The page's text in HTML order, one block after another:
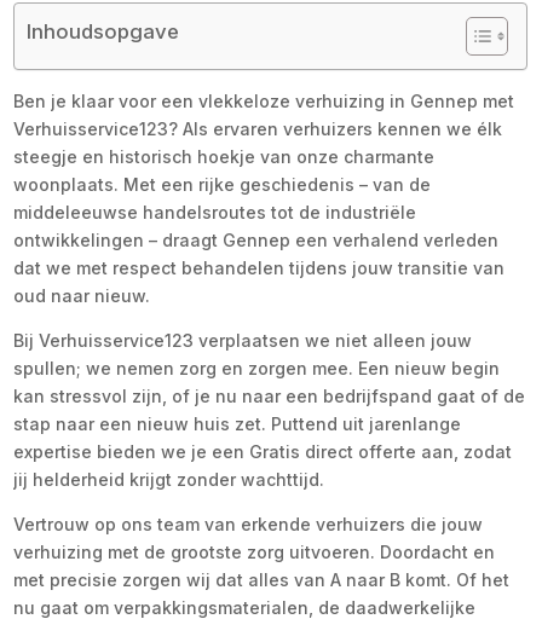
Inhoudsopgave
Ben je klaar voor een vlekkeloze verhuizing in Gennep met
Verhuisservice123? Als ervaren verhuizers kennen we élk
steegje en historisch hoekje van onze charmante
woonplaats. Met een rijke geschiedenis – van de
middeleeuwse handelsroutes tot de industriële
ontwikkelingen – draagt Gennep een verhalend verleden
dat we met respect behandelen tijdens jouw transitie van
oud naar nieuw.
Bij Verhuisservice123 verplaatsen we niet alleen jouw
spullen; we nemen zorg en zorgen mee. Een nieuw begin
kan stressvol zijn, of je nu naar een bedrijfspand gaat of de
stap naar een nieuw huis zet. Puttend uit jarenlange
expertise bieden we je een Gratis direct offerte aan, zodat
jij helderheid krijgt zonder wachttijd.
Vertrouw op ons team van erkende verhuizers die jouw
verhuizing met de grootste zorg uitvoeren. Doordacht en
met precisie zorgen wij dat alles van A naar B komt. Of het
nu gaat om verpakkingsmaterialen, de daadwerkelijke